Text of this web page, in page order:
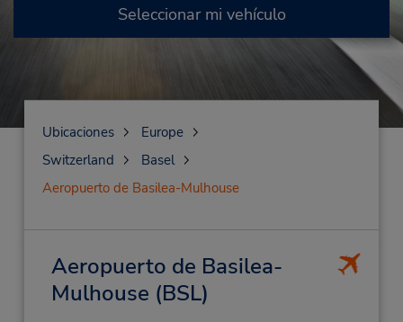
Seleccionar mi vehículo
Ubicaciones
Europe
Switzerland
Basel
Aeropuerto de Basilea-Mulhouse
Aeropuerto de Basilea-
Mulhouse (BSL)